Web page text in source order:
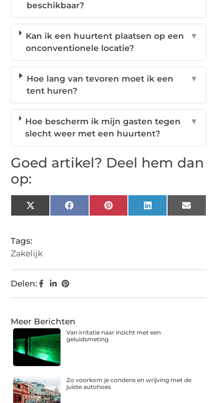
beschikbaar?
Kan ik een huurtent plaatsen op een
onconventionele locatie?
▼
Hoe lang van tevoren moet ik een
tent huren?
▼
Hoe bescherm ik mijn gasten tegen
slecht weer met een huurtent?
▼
Goed artikel? Deel hem dan
op:
X
(Twitter)
FacebookPinterestLinkedIn Email
Tags:
Zakelijk
Delen:
Meer Berichten
Van irritatie naar inzicht met een
geluidsmeting
Zo voorkom je condens en wrijving met de
juiste autohoes